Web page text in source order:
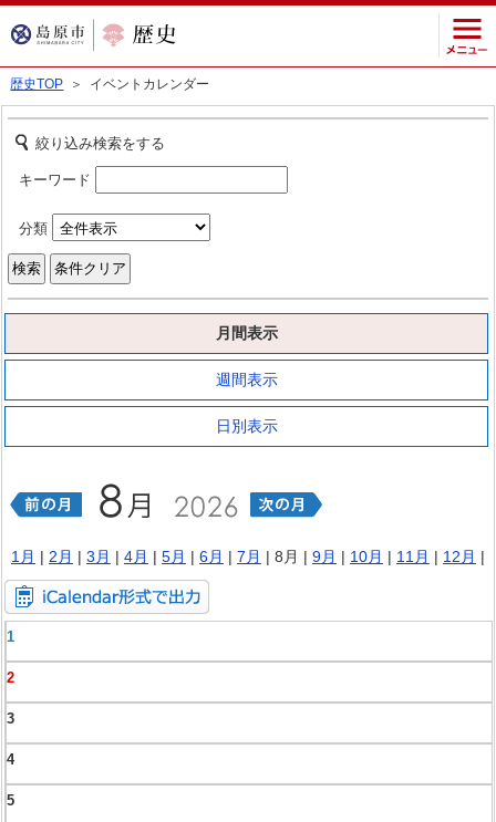
歴史TOP ＞ イベントカレンダー
絞り込み検索をする
キーワード
分類
月間表示
週間表示
日別表示
1月 | 2月 | 3月 | 4月 | 5月 | 6月 | 7月 | 8月 | 9月 | 10月 | 11月 | 12月 |
1
2
3
4
5